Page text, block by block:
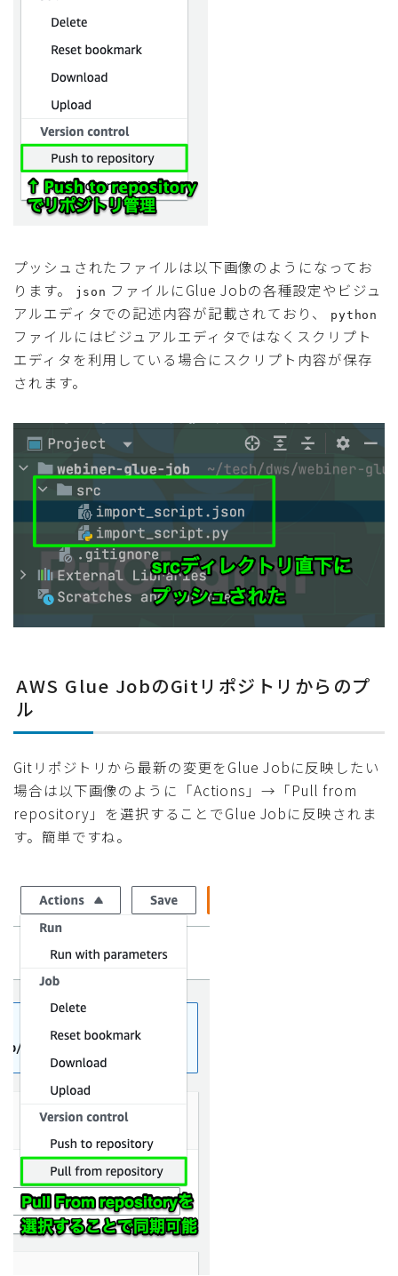
プッシュされたファイルは以下画像のようになってお
ります。
json ファイルにGlue Jobの各種設定やビジュ
アルエディタでの記述内容が記載されており、
python
ファイルにはビジュアルエディタではなくスクリプト
エディタを利用している場合にスクリプト内容が保存
されます。
AWS Glue JobのGitリポジトリからのプ
ル
Gitリポジトリから最新の変更をGlue Jobに反映したい
場合は以下画像のように「Actions」→「Pull from
repository」を選択することでGlue Jobに反映されま
す。簡単ですね。